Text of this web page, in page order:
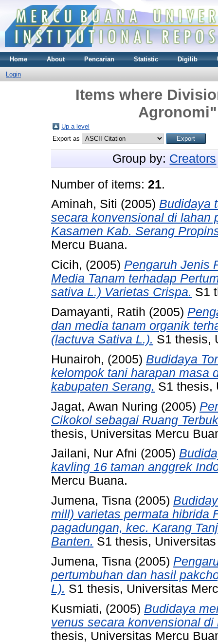
Home About Pencarian Statistic Digilib
Login
Items where
Agronomi"
Up a level
Export as
Group by: Creators
Number of items: 21.
Aminah, Siti (2005) Budidaya
secara konvensional di lahan
Kasamen Kab. Serang
Mercu Buana.
Cicih, (2005) Pengaruh Jenis
Media Tanam terhadap
sativa L.) Varietas Crispa. S1
Damayanti, Ratih (2005)
dan media tanam organik
(lactuva Sativa L.). S1 thesis,
Hunairoh, (2005) Budidaya
kelompok tani harapan masa
kabupaten Serang. S1 thesis,
Jagat, Awan Nuring (2005)
Cikokol sebagai Ruang
thesis, Universitas Mercu
Jailani, Nur Afni (2005)
kavling 16 taman anggrek
Mercu Buana.
Jumena, Tisna (2005)
mill) varietas permata hibrida
pagadungan, kec. Karang
Banten. S1 thesis,
Jumena, Tisna (2005)
pertumbuhan dan hasil
L). S1 thesis, Universitas
Kusmiati, (2005) Budidaya
venus secara konvensional
thesis, Universitas Mercu